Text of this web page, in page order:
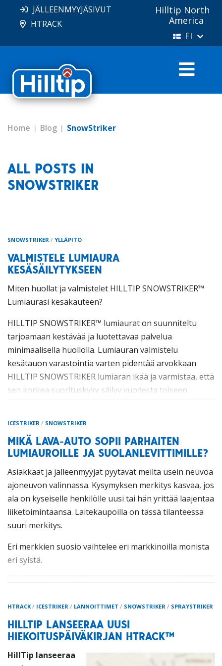
JÄLLEENMYYJÄSIVUT
HTRACK
Hilltip North
America
FI
Home Blog SnowStriker
ALL POSTS IN
SNOWSTRIKER
SNOWSTRIKER / YLLÄPITO
VALMISTELE LUMIAURA
KESÄSÄILYTYKSEEN
Miten huollat ja valmistelet HILLTIP SNOWSTRIKER™
Lumiaurasi kesäkauteen?
HILLTIP SNOWSTRIKER™ lumiaurat on suunniteltu
tarjoamaan kestävää ja luotettavaa palvelua
minimaalisella huollolla. Lumiauran valmistelu
kesätauon varastointia varten pidentää arvokkaan
HILLTIP SNOWSTRIKER lumiaran ikää ja varmistaa, että
sen korkea suorituskyky säilyy vuodesta toiseen.
NivelauraataiAlueauraa
varten, jotta voit olla varma, että laitteesi ovat valmiita
taistelemaan lunta vastaan ensi kaudellakin.
1. Puhdista lumiauraa huolellisesti.Levitä rasvaa
nostosylinterin tankoon.Alueaurat:
puskulevyn täyteen kulmaan oikealle ja voitele
molemmat siivet täysin kulma-asentoon (taaksepäin)
ICESTRIKER / SNOWSTRIKER
MIKÄ LAVA-AUTO SOPII PARHAITEN
LUMIAUROILLE JA SUOLANLEVITTIMILLE?
Asiakkaat ja jälleenmyyjät pyytävät meiltä usein neuvoa
ajoneuvon valinnassa. Kysymyksen merkitys kasvaa, jos
ala on kyseiselle henkilölle uusi tai hän yrittää laajentaa
liiketoimintaansa. Laitekaupoilla on tässä tilanteessa
suuri merkitys.
Eri merkkien suosio vaihtelee eri markkinoilla monista
eri syistä.
HTRACK / ICESTRIKER / LANNOITTIMET / SNOWSTRIKER / SPRAYSTRIKER
HILLTIP LANSEERAA UUSI
HIEKOITUSPÄIVÄKIRJAN HTRACK™
HillTip lanseeraa